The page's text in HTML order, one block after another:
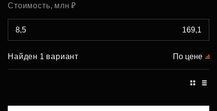
Стоимость, млн ₽
Найден 1 вариант По цене